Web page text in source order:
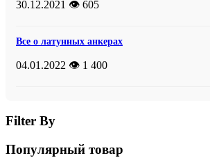
30.12.2021 👁️ 605
Все о латунных анкерах
04.01.2022 👁️ 1 400
Filter By
Популярный товар